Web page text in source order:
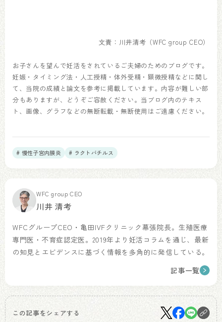
文責：川井清考（WFC group CEO）
お子さんを望んで妊活をされているご夫婦のためのブログです。
妊娠・タイミング法・人工授精・体外受精・顕微授精などに関し
て、当院の成績と論文を参考に掲載しています。内容が難しい部
分もありますが、どうぞご容赦ください。当ブログ内のテキス
ト、画像、グラフなどの無断転載・無断使用はご遠慮ください。
# 慢性子宮内膜炎 # ラクトバチルス
WFC group CEO
川井 清考
WFCグループCEO・亀田IVFクリニック幕張院長。生殖医療
専門医・不育症認定医。2019年より妊活コラムを通じ、最新
の知見とエビデンスに基づく情報を多角的に発信している。
記事一覧
この記事をシェアする